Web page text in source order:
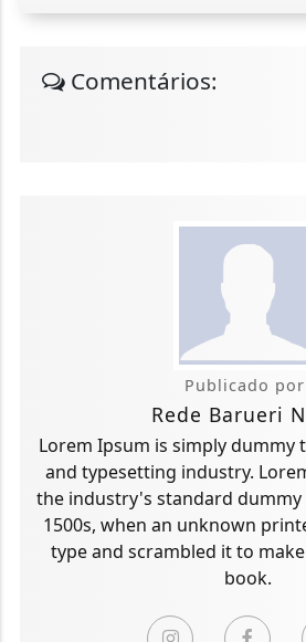
Comentários:
Publicado
Rede Barueri
Lorem Ipsum is simply
and typesetting industry.
the industry's standard dummy
1500s, when an unknown
type and scrambled it to
book.